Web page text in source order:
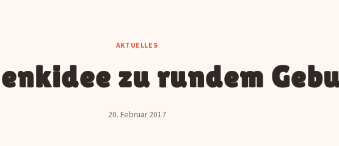
AKTUELLES
zu rundem
20. Februar 2017